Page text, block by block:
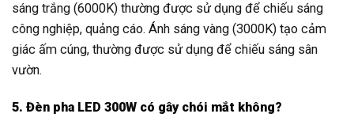
sáng trắng (6000K) thường được sử dụng để chiếu sáng
công nghiệp, quảng cáo. Ánh sáng vàng (3000K) tạo cảm
giác ấm cúng, thường được sử dụng để chiếu sáng sân
vườn.
5. Đèn pha LED 300W có gây chói mắt không?